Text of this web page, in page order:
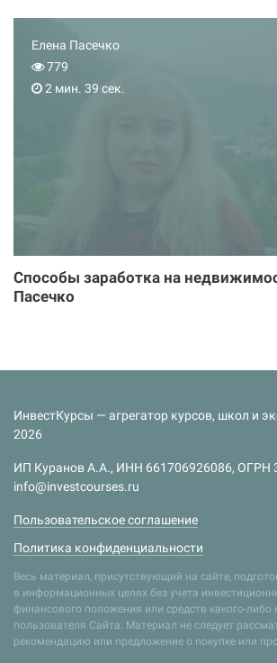
Елена Пасечко
779
2 мин. 39 сек.
Способы заработка на
Пасечко
ИнвестКурсы — агрегатор курсов, школ и
2026
ИП Куранов А.А., ИНН 661706926086, ОГРН
info@investcourses.ru
Пользовательское соглашение
Политика конфиденциальности
Весь материал, присутствующий на сайте,
в информационных целях без учета
финансового положения или средств какого-либо
пользователя Сайта. Материал не следует
рекомендацию или предложение о покупке или